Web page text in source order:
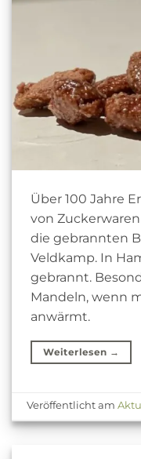
Über 100 Jahre
von
die gebrannten
Veldkamp. In
gebrannt.
Mandeln, wenn
anwärmt.
Weiterlesen →
Veröffentlicht am